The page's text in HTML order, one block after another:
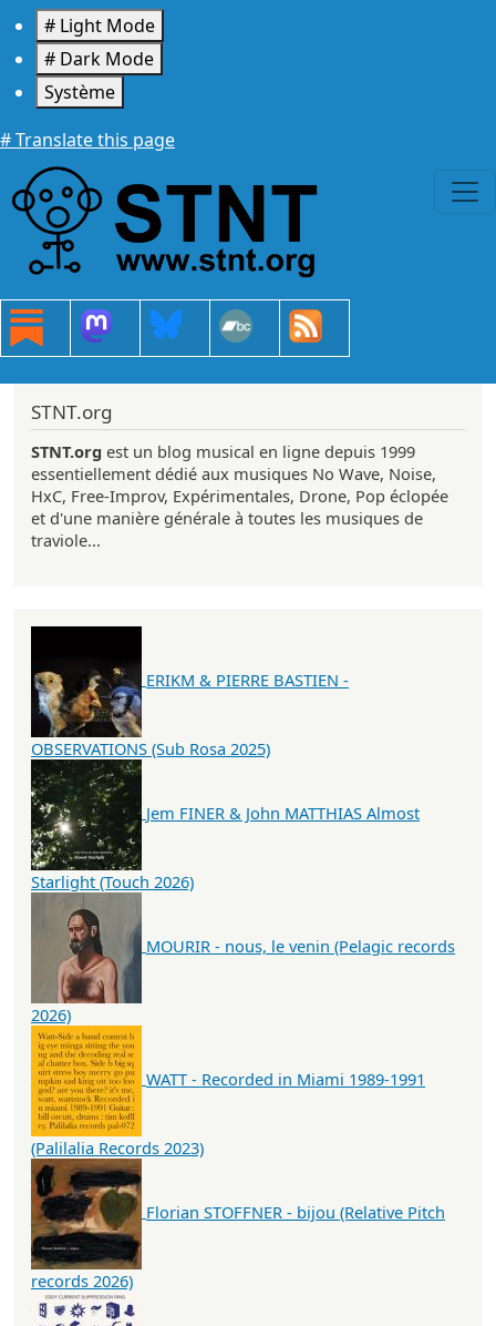
Aller au contenu principal
# Light Mode
# Dark Mode
Système
# Translate this page
STNT.org
STNT.org est un blog musical en ligne depuis 1999
essentiellement dédié aux musiques No Wave, Noise,
HxC, Free-Improv, Expérimentales, Drone, Pop éclopée
et d'une manière générale à toutes les musiques de
traviole...
ERIKM & PIERRE BASTIEN -
OBSERVATIONS (Sub Rosa 2025)
Jem FINER & John MATTHIAS Almost
Starlight (Touch 2026)
MOURIR - nous, le venin (Pelagic records
2026)
WATT - Recorded in Miami 1989-1991
(Palilalia Records 2023)
Florian STOFFNER - bijou (Relative Pitch
records 2026)